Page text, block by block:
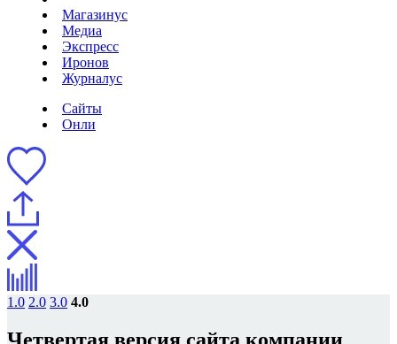
Магазинус
Медиа
Экспресс
Иронов
Журналус
Сайты
Онли
1.0 2.0 3.0 4.0